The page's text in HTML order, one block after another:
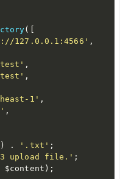
(
127.0.0.1:4566' ,
,
,
1' ,
,
) . '.txt' ;
upload file.' ;
$content ) ;